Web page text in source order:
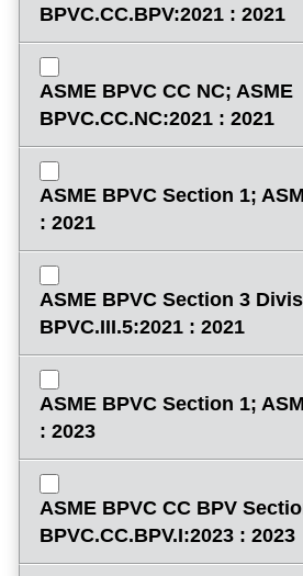
BPVC.CC.BPV:2021 : 2021
ASME BPVC CC NC; ASME
BPVC.CC.NC:2021 : 2021
ASME BPVC Section 1;
: 2021
ASME BPVC Section 3
BPVC.III.5:2021 : 2021
ASME BPVC Section 1;
: 2023
ASME BPVC CC BPV
BPVC.CC.BPV.I:2023 : 2023